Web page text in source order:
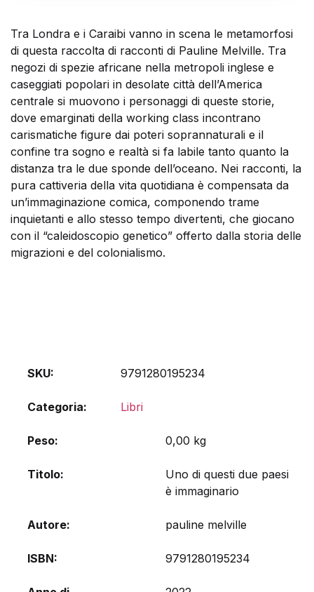
Tra Londra e i Caraibi vanno in scena le metamorfosi
di questa raccolta di racconti di Pauline Melville. Tra
negozi di spezie africane nella metropoli inglese e
caseggiati popolari in desolate città dell’America
centrale si muovono i personaggi di queste storie,
dove emarginati della working class incontrano
carismatiche figure dai poteri soprannaturali e il
confine tra sogno e realtà si fa labile tanto quanto la
distanza tra le due sponde dell’oceano. Nei racconti, la
pura cattiveria della vita quotidiana è compensata da
un’immaginazione comica, componendo trame
inquietanti e allo stesso tempo divertenti, che giocano
con il “caleidoscopio genetico” offerto dalla storia delle
migrazioni e del colonialismo.
SKU: 9791280195234
Categoria: Libri
Peso 0,00 kg
Titolo
Uno di questi due paesi
è immaginario
Autore pauline melville
ISBN 9791280195234